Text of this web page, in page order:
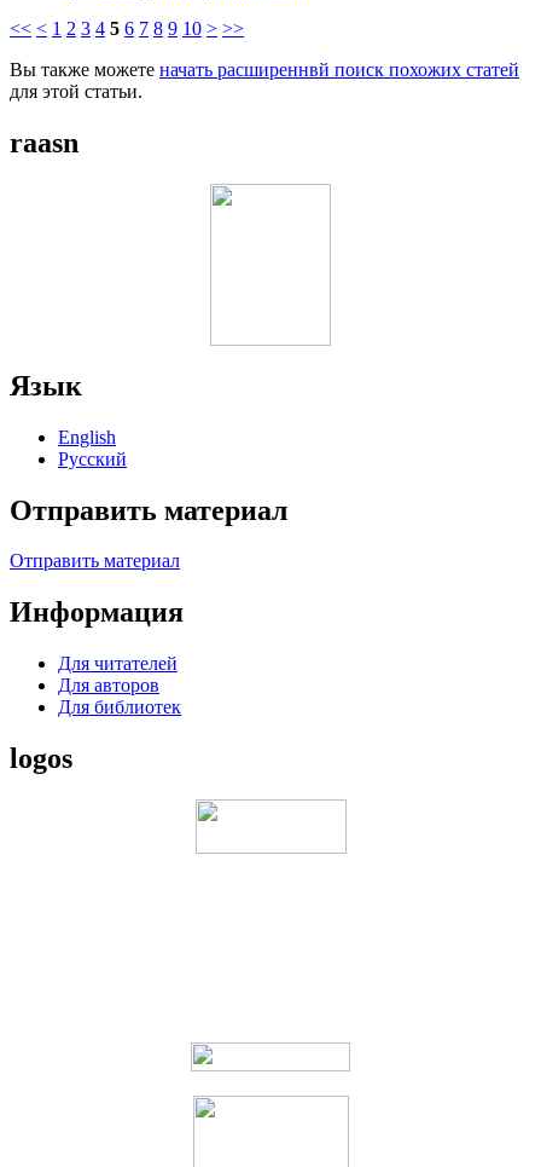
<< < 1 2 3 4 5 6 7 8 9 10 > >>
Вы также можете начать расширеннвй поиск похожих статей
для этой статьи.
raasn
Язык
English
Русский
Отправить материал
Отправить материал
Информация
Для читателей
Для авторов
Для библиотек
logos